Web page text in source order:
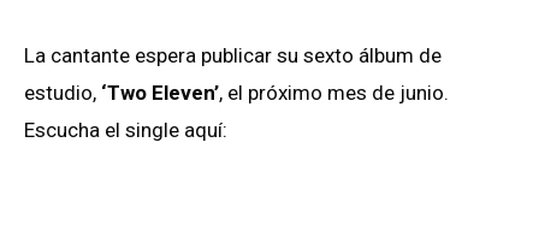
La cantante espera publicar su sexto álbum de
estudio, ‘Two Eleven’, el próximo mes de junio.
Escucha el single aquí: